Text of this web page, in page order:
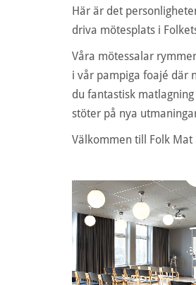
Här är det
driva mötesplats i
Våra mötessalar
i vår pampiga foajé där
du fantastisk
stöter på nya
Välkommen till Folk Mat